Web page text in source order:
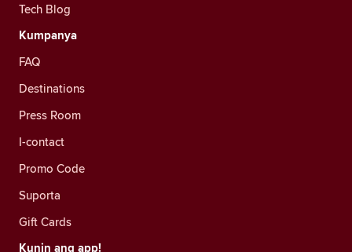
Tech Blog
Kumpanya
FAQ
Destinations
Press Room
I-contact
Promo Code
Suporta
Gift Cards
Kunin ang app!